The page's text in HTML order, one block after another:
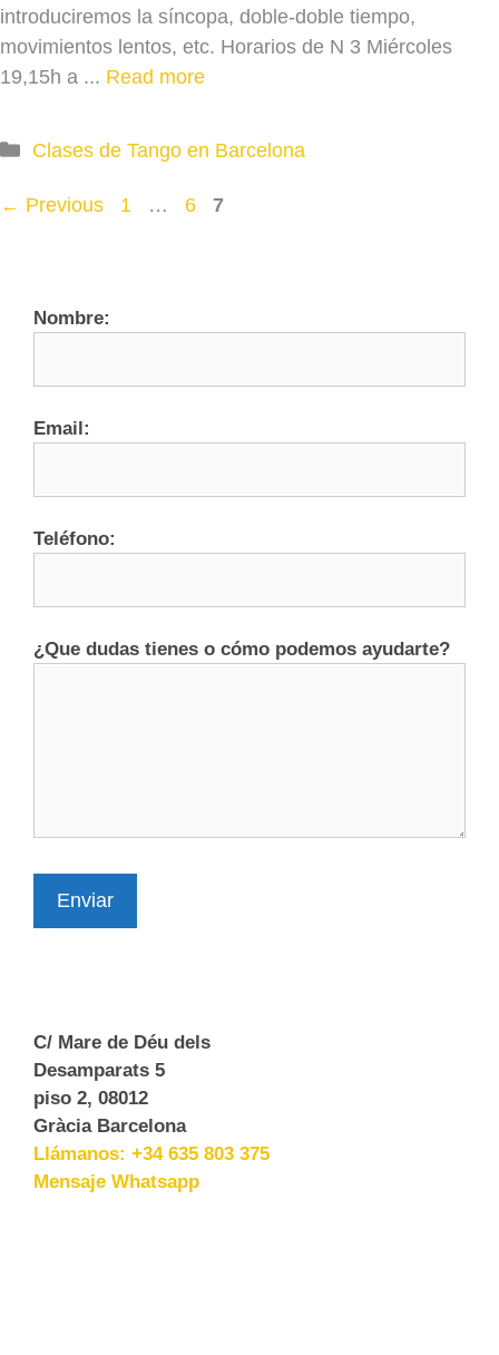
introduciremos la síncopa, doble-doble tiempo,
movimientos lentos, etc. Horarios de N 3 Miércoles
19,15h a ... Read more
Categories
Clases de Tango en Barcelona
← Previous Page
1 … Page
6 Page
7
Nombre:
Email:
Teléfono:
¿Que dudas tienes o cómo podemos ayudarte?
Enviar
C/ Mare de Déu dels
Desamparats 5
piso 2, 08012
Gràcia Barcelona
Llámanos: +34 635 803 375
Mensaje Whatsapp